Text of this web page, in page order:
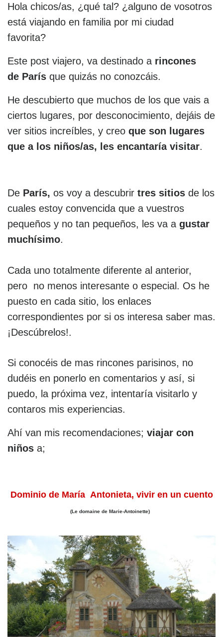
Hola chicos/as, ¿qué tal? ¿alguno de vosotros
está viajando en familia por mi ciudad
favorita?
Este post viajero, va destinado a rincones
de París que quizás no conozcáis.
He descubierto que muchos de los que vais a
ciertos lugares, por desconocimiento, dejáis de
ver sitios increíbles, y creo que son lugares
que a los niños/as, les encantaría visitar.
De París, os voy a descubrir tres sitios de los
cuales estoy convencida que a vuestros
pequeños y no tan pequeños, les va a gustar
muchísimo.
Cada uno totalmente diferente al anterior,
pero no menos interesante o especial. Os he
puesto en cada sitio, los enlaces
correspondientes por si os interesa saber mas.
¡Descúbrelos!.
Si conocéis de mas rincones parisinos, no
dudéis en ponerlo en comentarios y así, si
puedo, la próxima vez, intentaría visitarlo y
contaros mis experiencias.
Ahí van mis recomendaciones; viajar con
niños a;
Dominio de María Antonieta, vivir en un cuento
(Le domaine de Marie-Antoinette)